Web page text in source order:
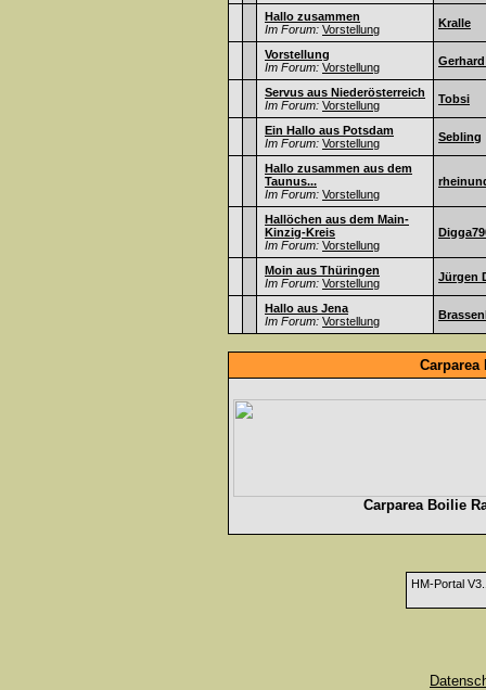
Hallo zusammen
Im Forum: Vorstellung Kralle
Vorstellung
Im Forum: Vorstellung Gerhard
Servus aus Niederösterreich
Im Forum: Vorstellung Tobsi
Ein Hallo aus Potsdam
Im Forum: Vorstellung Sebling
Hallo zusammen aus dem
Taunus...
Im Forum: Vorstellung
Hallöchen aus dem Main-
Kinzig-Kreis
Im Forum: Vorstellung
Moin aus Thüringen
Im Forum: Vorstellung Jürgen
Hallo aus Jena
Im Forum: Vorstellung
Carparea Boilie
HM-Portal